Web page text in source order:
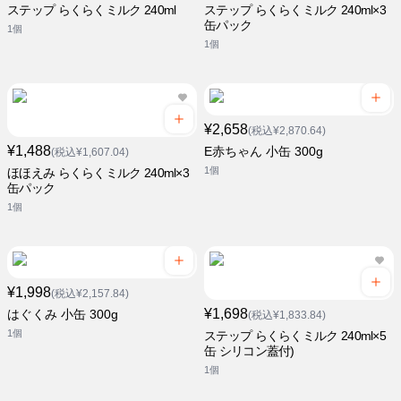
ステップ らくらくミルク 240ml
1個
ステップ らくらくミルク 240ml×3
缶パック
1個
¥1,488(税込¥1,607.04)
ほほえみ らくらくミルク 240ml×3
缶パック
1個
¥2,658(税込¥2,870.64)
E赤ちゃん 小缶 300g
1個
¥1,998(税込¥2,157.84)
はぐくみ 小缶 300g
1個
¥1,698(税込¥1,833.84)
ステップ らくらくミルク 240ml×5
缶 シリコン蓋付)
1個